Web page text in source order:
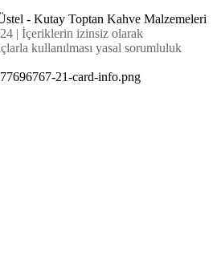
- Kutay Toptan Kahve Malzemeleri
| İçeriklerin izinsiz olarak
kullanılması yasal sorumluluk